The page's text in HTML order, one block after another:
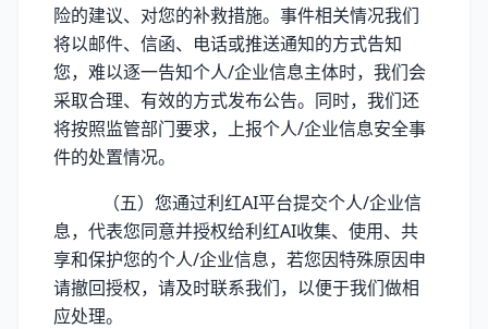
险的建议、对您的补救措施。事件相关情况我们
将以邮件、信函、电话或推送通知的方式告知
您，难以逐一告知个人/企业信息主体时，我们会
采取合理、有效的方式发布公告。同时，我们还
将按照监管部门要求，上报个人/企业信息安全事
件的处置情况。
（五）您通过利红AI平台提交个人/企业信
息，代表您同意并授权给利红AI收集、使用、共
享和保护您的个人/企业信息，若您因特殊原因申
请撤回授权，请及时联系我们，以便于我们做相
应处理。